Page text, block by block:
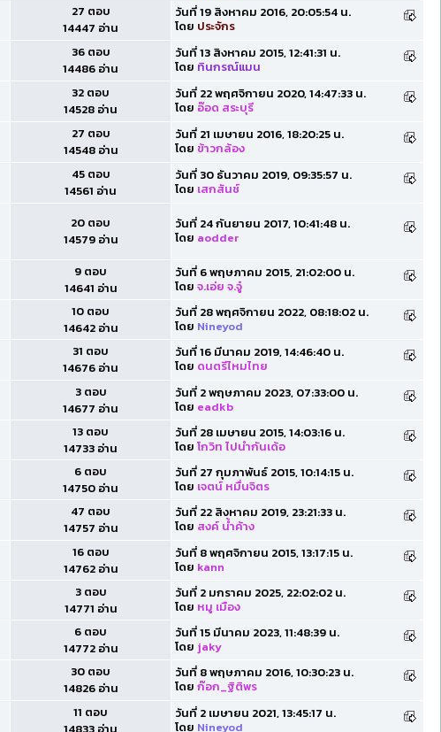
27 ตอบ
14447 อ่าน
วันที่ 19 สิงหาคม 2016, 20:05:54 น.
โดย ประจักร
36 ตอบ
14486 อ่าน
วันที่ 13 สิงหาคม 2015, 12:41:31 น.
โดย ทินกรณ์แมน
32 ตอบ
14528 อ่าน
วันที่ 22 พฤศจิกายน 2020, 14:47:33 น.
โดย อ๊อด สระบุรี
27 ตอบ
14548 อ่าน
วันที่ 21 เมษายน 2016, 18:20:25 น.
โดย ข้าวกล้อง
45 ตอบ
14561 อ่าน
วันที่ 30 ธันวาคม 2019, 09:35:57 น.
โดย เสกสันช์
20 ตอบ
14579 อ่าน
วันที่ 24 กันยายน 2017, 10:41:48 น.
โดย aodder
9 ตอบ
14641 อ่าน
วันที่ 6 พฤษภาคม 2015, 21:02:00 น.
โดย จ.เอ่ย จ.จู๋
10 ตอบ
14642 อ่าน
วันที่ 28 พฤศจิกายน 2022, 08:18:02 น.
โดย Nineyod
31 ตอบ
14676 อ่าน
วันที่ 16 มีนาคม 2019, 14:46:40 น.
โดย ดนตรีไหมไทย
3 ตอบ
14677 อ่าน
วันที่ 2 พฤษภาคม 2023, 07:33:00 น.
โดย eadkb
13 ตอบ
14733 อ่าน
วันที่ 28 เมษายน 2015, 14:03:16 น.
โดย โกวิท ไปนำกันเด้อ
6 ตอบ
14750 อ่าน
วันที่ 27 กุมภาพันธ์ 2015, 10:14:15 น.
โดย เจตน์ หมื่นจิตร
47 ตอบ
14757 อ่าน
วันที่ 22 สิงหาคม 2019, 23:21:33 น.
โดย สงค์ น้ำค้าง
16 ตอบ
14762 อ่าน
วันที่ 8 พฤศจิกายน 2015, 13:17:15 น.
โดย kann
3 ตอบ
14771 อ่าน
วันที่ 2 มกราคม 2025, 22:02:02 น.
โดย หมู เมือง
6 ตอบ
14772 อ่าน
วันที่ 15 มีนาคม 2023, 11:48:39 น.
โดย jaky
30 ตอบ
14826 อ่าน
วันที่ 8 พฤษภาคม 2016, 10:30:23 น.
โดย ก๊อก_ฐิติพร
11 ตอบ
วันที่ 2 เมษายน 2021, 13:45:17 น.
โดย Nineyod